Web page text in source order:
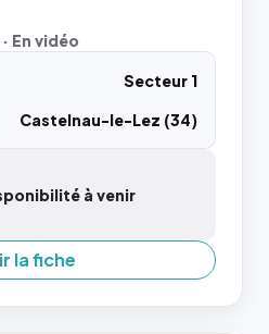
En vidéo
Secteur 1
Castelnau-le-Lez (34)
à venir
la fiche